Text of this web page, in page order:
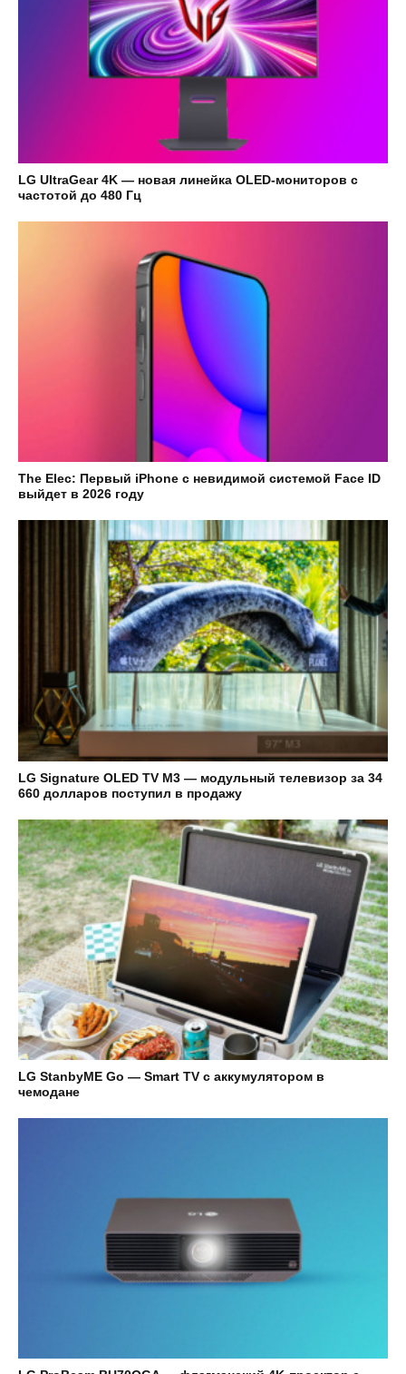
LG UltraGear 4K — новая линейка OLED-мониторов с
частотой до 480 Гц
The Elec: Первый iPhone с невидимой системой Face ID
выйдет в 2026 году
LG Signature OLED TV M3 — модульный телевизор за 34
660 долларов поступил в продажу
LG StanbyME Go — Smart TV с аккумулятором в
чемодане